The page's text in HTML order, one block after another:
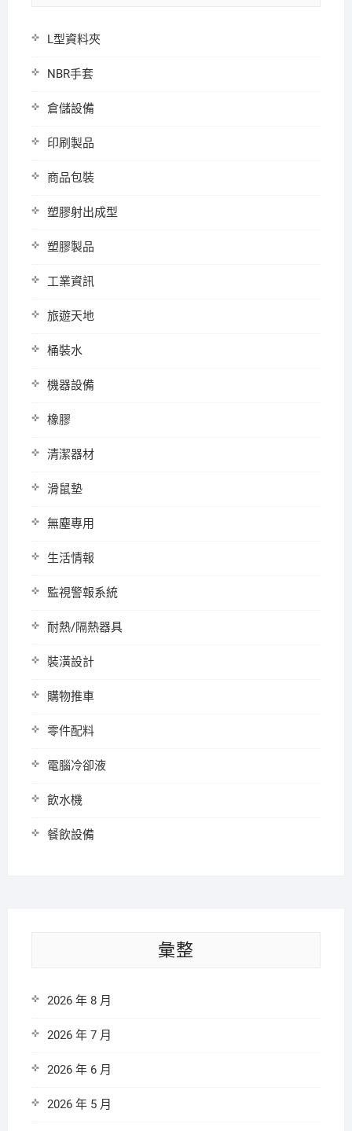
L型資料夾
NBR手套
倉儲設備
印刷製品
商品包裝
塑膠射出成型
塑膠製品
工業資訊
旅遊天地
桶裝水
機器設備
橡膠
清潔器材
滑鼠墊
無塵專用
生活情報
監視警報系統
耐熱/隔熱器具
裝潢設計
購物推車
零件配料
電腦冷卻液
飲水機
餐飲設備
彙整
2026 年 8 月
2026 年 7 月
2026 年 6 月
2026 年 5 月